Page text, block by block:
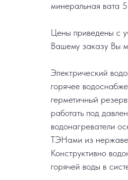
минеральная вата
Цены приведены с
Вашему заказу Вы
Электрический
горячее
герметичный
работать под
водонагреватели
ТЭНами из
Конструктивно
горячей воды в